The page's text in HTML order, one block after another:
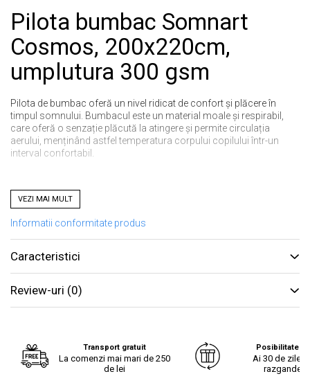
Pilota bumbac Somnart
Cosmos, 200x220cm,
umplutura 300 gsm
Pilota de bumbac oferă un nivel ridicat de confort și plăcere în
timpul somnului. Bumbacul este un material moale și respirabil,
care oferă o senzație plăcută la atingere și permite circulația
aerului, menținând astfel temperatura corpului copilului într-un
interval confortabil.
incalzire uniforma a corpului, fara puncte reci;
fibre;
durabilitate excelenta in timp chiar si dupa folosire zilnica si
Compozitie
tesatura din bumbac, dens si durabil, lavabil la 60 de grade -
cu contractii foarte mici la spalari repetate
VEZI MAI MULT
Informatii conformitate produs
Caracteristici
Review-uri (0)
Transport gratuit
La comenzi mai mari de 250
de lei
Posibilitate
Ai 30 de zile